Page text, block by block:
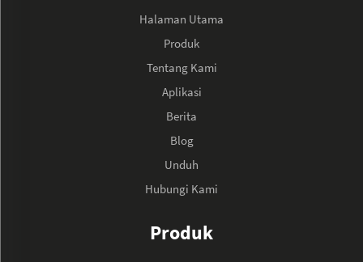
Halaman Utama
Produk
Tentang Kami
Aplikasi
Berita
Blog
Unduh
Hubungi Kami
Produk